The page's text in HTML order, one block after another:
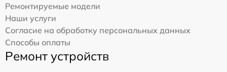
Ремонтируемые модели
Наши услуги
Согласие на обработку персональных данных
Способы оплаты
Ремонт устройств